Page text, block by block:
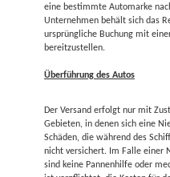
eine bestimmte Automarke
Unternehmen behält sich das
ursprüngliche Buchung mit
bereitzustellen.
Überführung des Autos
Der Versand erfolgt nur mit
Gebieten, in denen sich eine
Schäden, die während des
nicht versichert. Im Falle einer
sind keine Pannenhilfe oder